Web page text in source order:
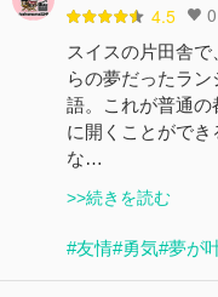
4.5 0
スイスの片田舎
らの夢だったラ
語。これが普通
に開くことがで
な…
>>続きを読む
#友情#勇気#夢が